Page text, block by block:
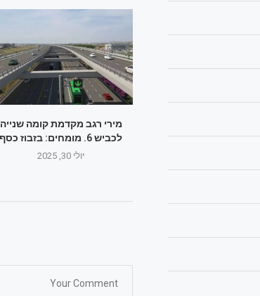
מירי רגב מקדמת קומה שנייה
לכביש 6. מומחים: בזבוז כסף
יולי 30, 2025